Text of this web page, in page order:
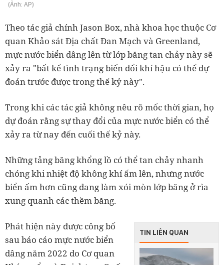
(Ảnh: AP)
Theo tác giả chính Jason Box, nhà khoa học thuộc Cơ
quan Khảo sát Địa chất Đan Mạch và Greenland,
mực nước biển dâng lên từ lớp băng tan chảy này sẽ
xảy ra "bất kể tình trạng biến đổi khí hậu có thể dự
đoán trước được trong thế kỷ này".
Trong khi các tác giả không nêu rõ mốc thời gian, họ
dự đoán rằng sự thay đổi của mực nước biển có thể
xảy ra từ nay đến cuối thế kỷ này.
Những tảng băng khổng lồ có thể tan chảy nhanh
chóng khi nhiệt độ không khí ấm lên, nhưng nước
biển ấm hơn cũng đang làm xói mòn lớp băng ở rìa
xung quanh các thềm băng.
TIN LIÊN QUAN
Phát hiện này được công bố
sau báo cáo mực nước biển
dâng năm 2022 do Cơ quan